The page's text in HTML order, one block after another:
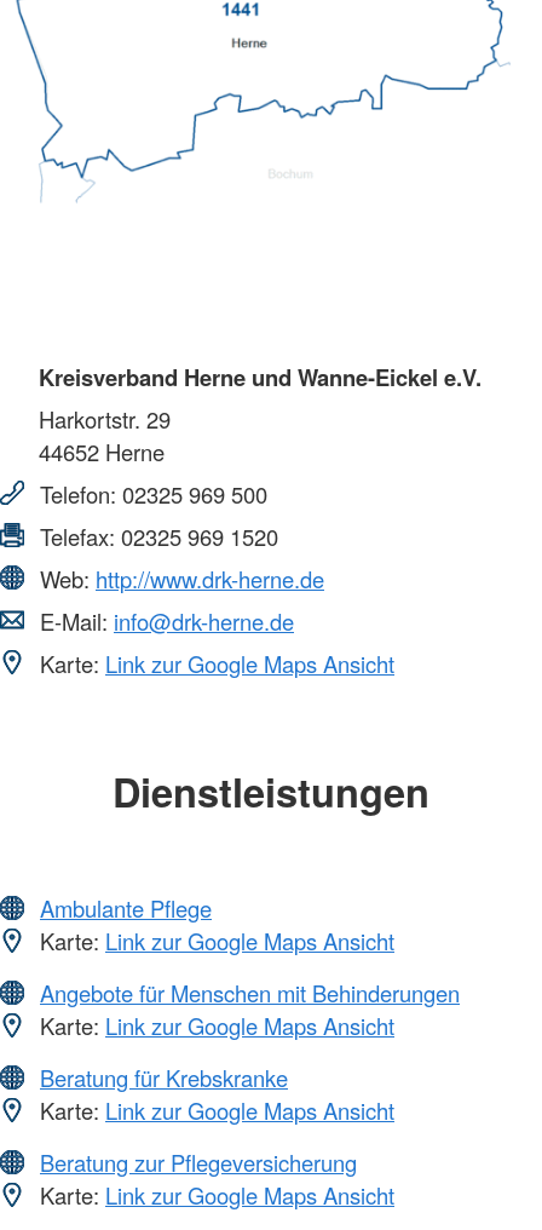
Kreisverband Herne und Wanne-Eickel e.V.
Harkortstr. 29
44652 Herne
Telefon: 02325 969 500
Telefax: 02325 969 1520
Web: http://www.drk-herne.de
E-Mail: info@drk-herne.de
Karte: Link zur Google Maps Ansicht
Dienstleistungen
Ambulante Pflege
Karte: Link zur Google Maps Ansicht
Angebote für Menschen mit Behinderungen
Karte: Link zur Google Maps Ansicht
Beratung für Krebskranke
Karte: Link zur Google Maps Ansicht
Beratung zur Pflegeversicherung
Karte: Link zur Google Maps Ansicht